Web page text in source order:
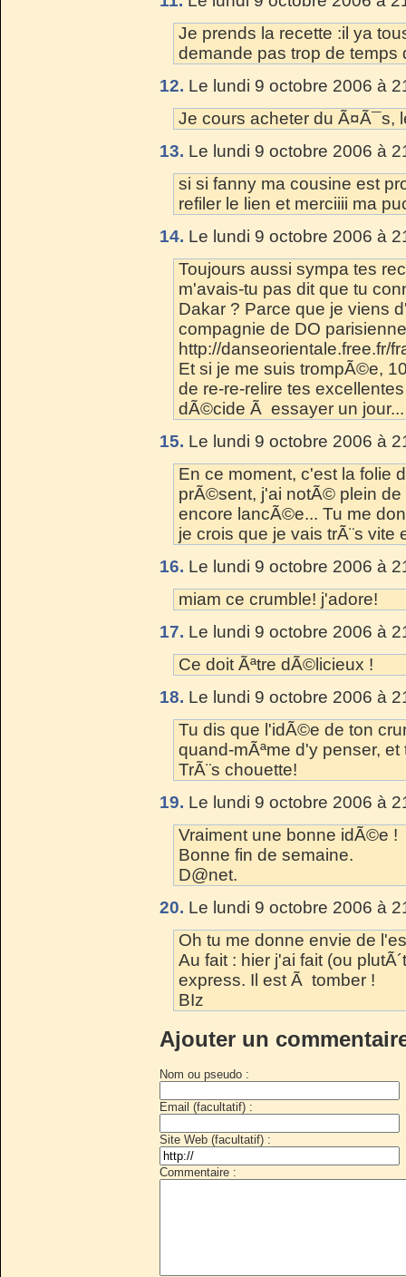
Je prends la recette :il ya
demande pas trop de
12. Le lundi 9 octobre 2006 à
Je cours acheter du Ã¤Ã¯s,
13. Le lundi 9 octobre 2006 à
si si fanny ma cousine est
refiler le lien et merciiii ma
14. Le lundi 9 octobre 2006 à
Toujours aussi sympa tes
m'avais-tu pas dit que tu
Dakar ? Parce que je viens
compagnie de DO
http://danseorientale.free.fr/
Et si je me suis trompÃ©e,
de re-re-relire tes
dÃ©cide Ã essayer un jour...
15. Le lundi 9 octobre 2006 à
En ce moment, c'est la folie
prÃ©sent, j'ai notÃ© plein
encore lancÃ©e... Tu me
je crois que je vais trÃ¨s vite
16. Le lundi 9 octobre 2006 à
miam ce crumble! j'adore!
17. Le lundi 9 octobre 2006 à
Ce doit Ãªtre dÃ©licieux !
18. Le lundi 9 octobre 2006 à
Tu dis que l'idÃ©e de ton
quand-mÃªme d'y penser, et
TrÃ¨s chouette!
19. Le lundi 9 octobre 2006 à
Vraiment une bonne idÃ©e !
Bonne fin de semaine.
D@net.
20. Le lundi 9 octobre 2006 à
Oh tu me donne envie de
Au fait : hier j'ai fait (ou
express. Il est Ã tomber !
BIz
Ajouter un
Nom ou pseudo :
Email (facultatif) :
Site Web (facultatif) :
Commentaire :